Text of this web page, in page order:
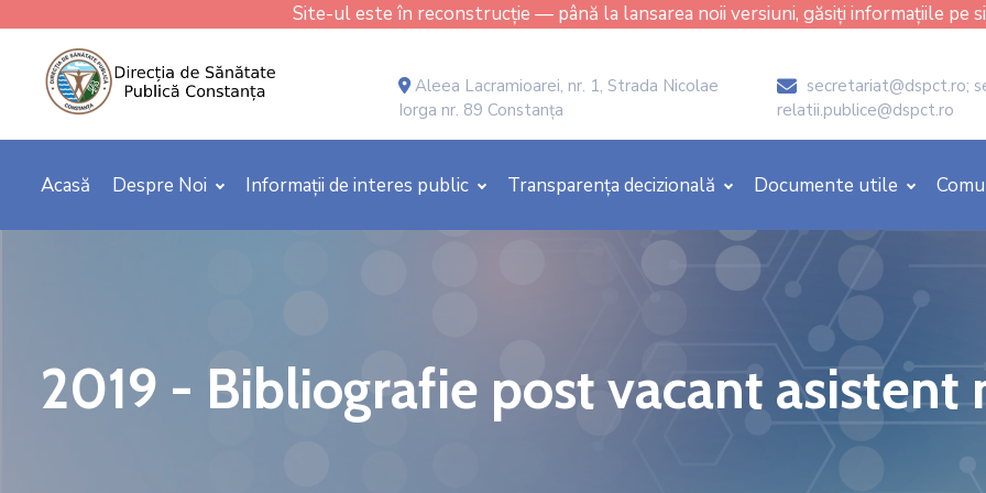
Site-ul este în reconstrucție — până la lansarea noii versiuni, găsiți informațiile pe
Aleea Lacramioarei, nr. 1, Strada Nicolae
Iorga nr. 89 Constanța
icon
secretariat@dspct.ro;
relatii.publice@dspct.ro
Acasă Despre Noi Informații de interes public Transparența decizională Documente utile
2019 - Bibliografie post vacant